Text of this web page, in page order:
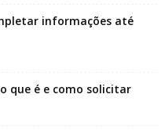
informações até
que é e como solicitar